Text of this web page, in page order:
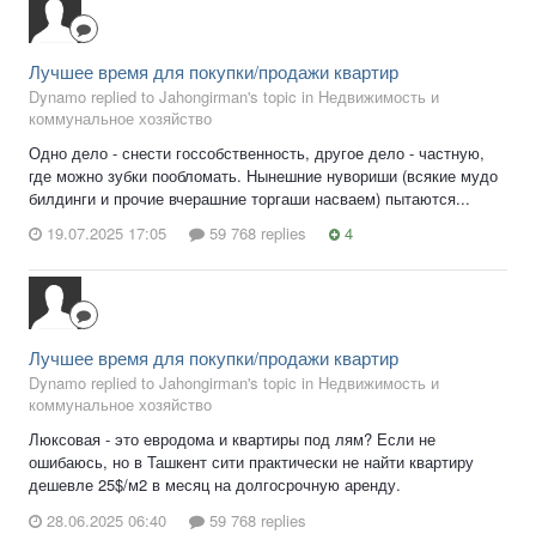
Лучшее время для покупки/продажи квартир
Dynamo replied to Jahongirman's topic in Недвижимость и
коммунальное хозяйство
Одно дело - снести госсобственность, другое дело - частную,
где можно зубки пообломать. Нынешние нувориши (всякие мудо
билдинги и прочие вчерашние торгаши насваем) пытаются...
19.07.2025 17:05
59 768 replies 4
Лучшее время для покупки/продажи квартир
Dynamo replied to Jahongirman's topic in Недвижимость и
коммунальное хозяйство
Люксовая - это евродома и квартиры под лям? Если не
ошибаюсь, но в Ташкент сити практически не найти квартиру
дешевле 25$/м2 в месяц на долгосрочную аренду.
28.06.2025 06:40
59 768 replies